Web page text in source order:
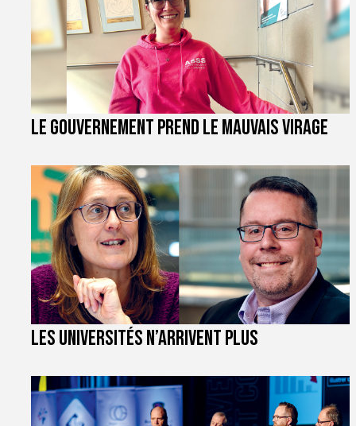
Le gouvernement prend le mauvais virage
Les universités n’arrivent plus